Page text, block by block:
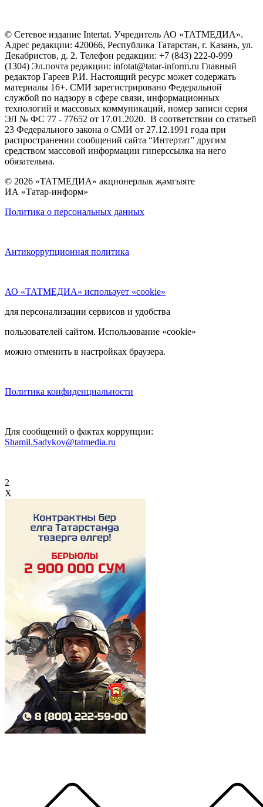
© Сетевое издание Intertat. Учредитель АО «ТАТМЕДИА».
Адрес редакции: 420066, Республика Татарстан, г. Казань, ул.
Декабристов, д. 2. Телефон редакции: +7 (843) 222-0-999
(1304) Эл.почта редакции: infotat@tatar-inform.ru Главный
редактор Гареев Р.И. Настоящий ресурс может содержать
материалы 16+. СМИ зарегистрировано Федеральной
службой по надзору в сфере связи, информационных
технологий и массовых коммуникаций, номер записи серия
ЭЛ № ФС 77 - 77652 от 17.01.2020. В соответствии со статьей
23 Федерального закона о СМИ от 27.12.1991 года при
распространении сообщений сайта “Интертат” другим
средством массовой информации гиперссылка на него
обязательна.
© 2026 «ТАТМЕДИА» акционерлык җәмгыяте
ИА «Татар-информ»
Политика о персональных данных
Антикоррупционная политика
АО «ТАТМЕДИА» использует «cookie»
для персонализации сервисов и удобства
пользователей сайтом. Использование «cookie»
можно отменить в настройках браузера.
Политика конфиденциальности
Для сообщений о фактах коррупции:
Shamil.Sadykov@tatmedia.ru
2
X